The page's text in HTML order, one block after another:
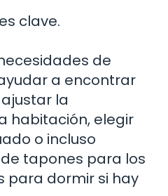
clave.
de
a encontrar
la
habitación, elegir
o incluso
tapones para los
para dormir si hay